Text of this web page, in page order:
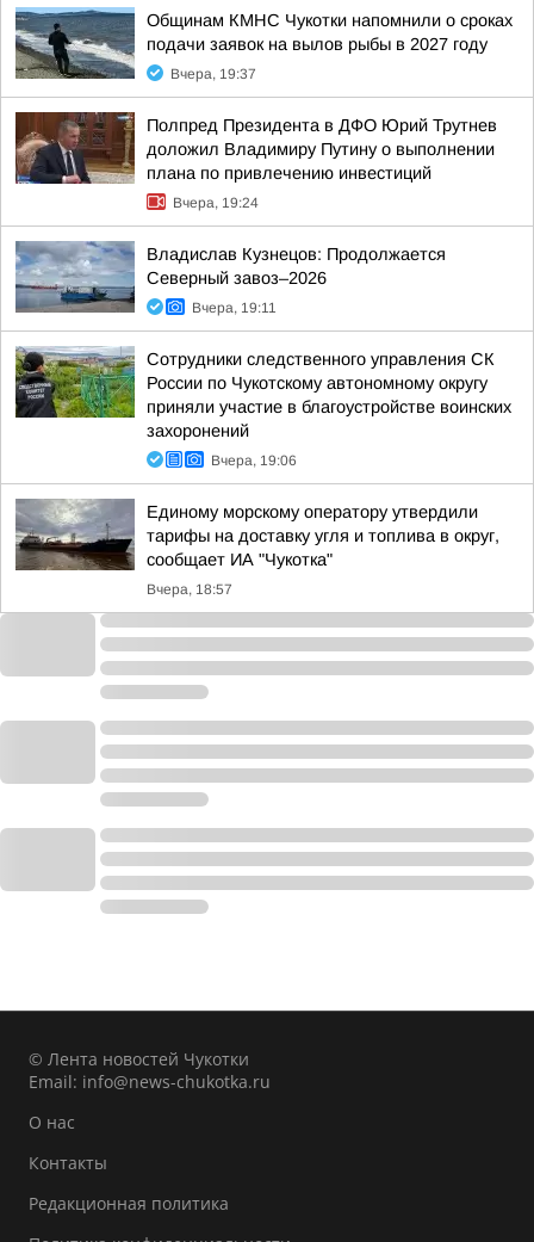
Общинам КМНС Чукотки напомнили о сроках
подачи заявок на вылов рыбы в 2027 году
Вчера, 19:37
Полпред Президента в ДФО Юрий Трутнев
доложил Владимиру Путину о выполнении
плана по привлечению инвестиций
Вчера, 19:24
Владислав Кузнецов: Продолжается
Северный завоз–2026
Вчера, 19:11
Сотрудники следственного управления СК
России по Чукотскому автономному округу
приняли участие в благоустройстве воинских
захоронений
Вчера, 19:06
Единому морскому оператору утвердили
тарифы на доставку угля и топлива в округ,
сообщает ИА "Чукотка"
Вчера, 18:57
© Лента новостей Чукотки
Email: info@news-chukotka.ru
О нас
Контакты
Редакционная политика